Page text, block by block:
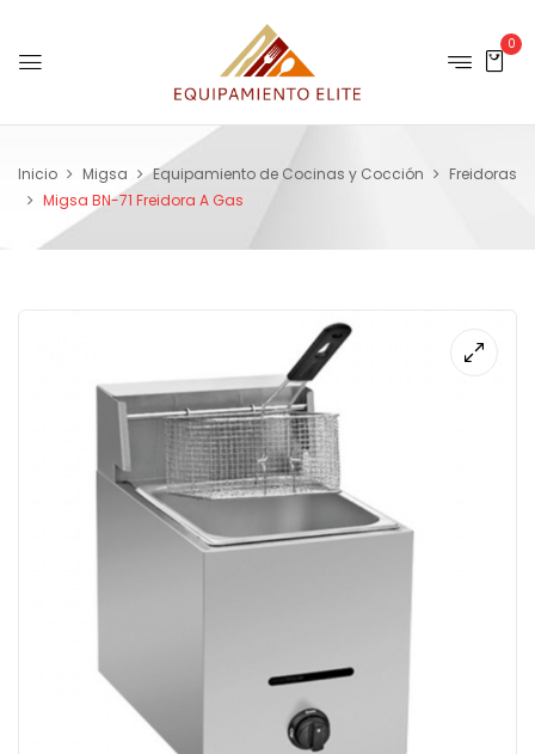
0
Inicio Migsa Equipamiento de Cocinas y Cocción
Freidoras
Migsa BN-71 Freidora A Gas